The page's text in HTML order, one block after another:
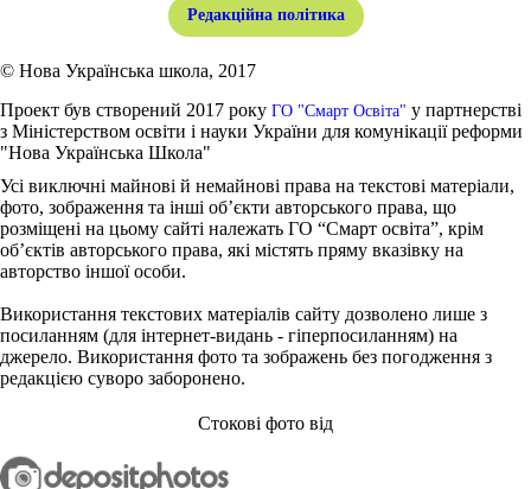
Редакційна політика
© Нова Українська школа, 2017
Проект був створений 2017 року ГО "Смарт Освіта" у партнерстві
з Міністерством освіти і науки України для комунікації реформи
"Нова Українська Школа"
Усі виключні майнові й немайнові права на текстові матеріали,
фото, зображення та інші об’єкти авторського права, що
розміщені на цьому сайті належать ГО “Смарт освіта”, крім
об’єктів авторського права, які містять пряму вказівку на
авторство іншої особи.
Використання текстових матеріалів сайту дозволено лише з
посиланням (для інтернет-видань - гіперпосиланням) на
джерело. Використання фото та зображень без погодження з
редакцією суворо заборонено.
Стокові фото від